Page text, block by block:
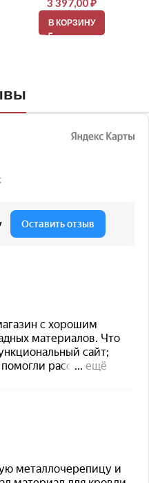
3 397,00₽
В КОРЗИНУ